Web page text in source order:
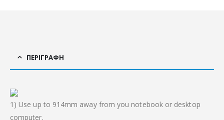
ΠΕΡΙΓΡΑΦΉ
1) Use up to 914mm away from you notebook or desktop
computer.